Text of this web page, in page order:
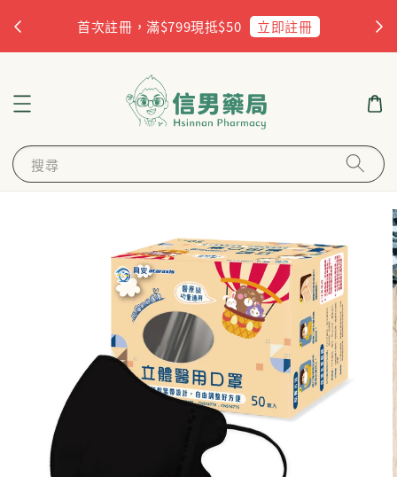
首次註冊，滿$799現抵$50 立即註冊
搜尋